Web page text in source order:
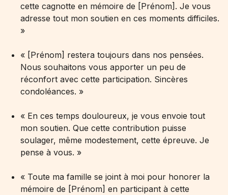
cette cagnotte en mémoire de [Prénom]. Je vous
adresse tout mon soutien en ces moments difficiles.
»
« [Prénom] restera toujours dans nos pensées.
Nous souhaitons vous apporter un peu de
réconfort avec cette participation. Sincères
condoléances. »
« En ces temps douloureux, je vous envoie tout
mon soutien. Que cette contribution puisse
soulager, même modestement, cette épreuve. Je
pense à vous. »
« Toute ma famille se joint à moi pour honorer la
mémoire de [Prénom] en participant à cette